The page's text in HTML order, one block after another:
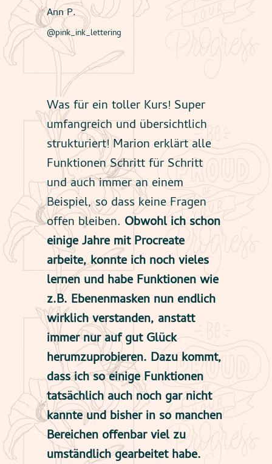
Ann P.
@pink_ink_lettering
Was für ein toller Kurs! Super
umfangreich und übersichtlich
strukturiert! Marion erklärt alle
Funktionen Schritt für Schritt
und auch immer an einem
Beispiel, so dass keine Fragen
offen bleiben. Obwohl ich schon
einige Jahre mit Procreate
arbeite, konnte ich noch vieles
lernen und habe Funktionen wie
z.B. Ebenenmasken nun endlich
wirklich verstanden, anstatt
immer nur auf gut Glück
herumzuprobieren. Dazu kommt,
dass ich so einige Funktionen
tatsächlich auch noch gar nicht
kannte und bisher in so manchen
Bereichen offenbar viel zu
umständlich gearbeitet habe.